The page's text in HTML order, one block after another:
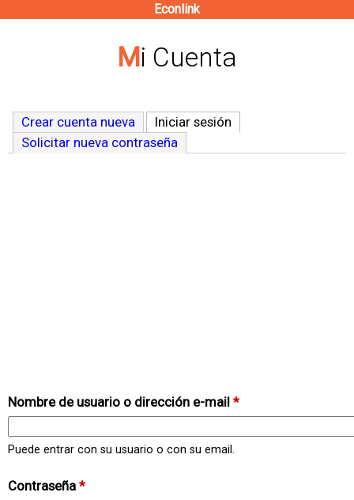
contenido
Econlink
Mi Cuenta
Crear cuenta nueva Iniciar sesión
Solicitar nueva contraseña
Nombre de usuario o dirección e-mail *
Puede entrar con su usuario o con su email.
Contraseña *